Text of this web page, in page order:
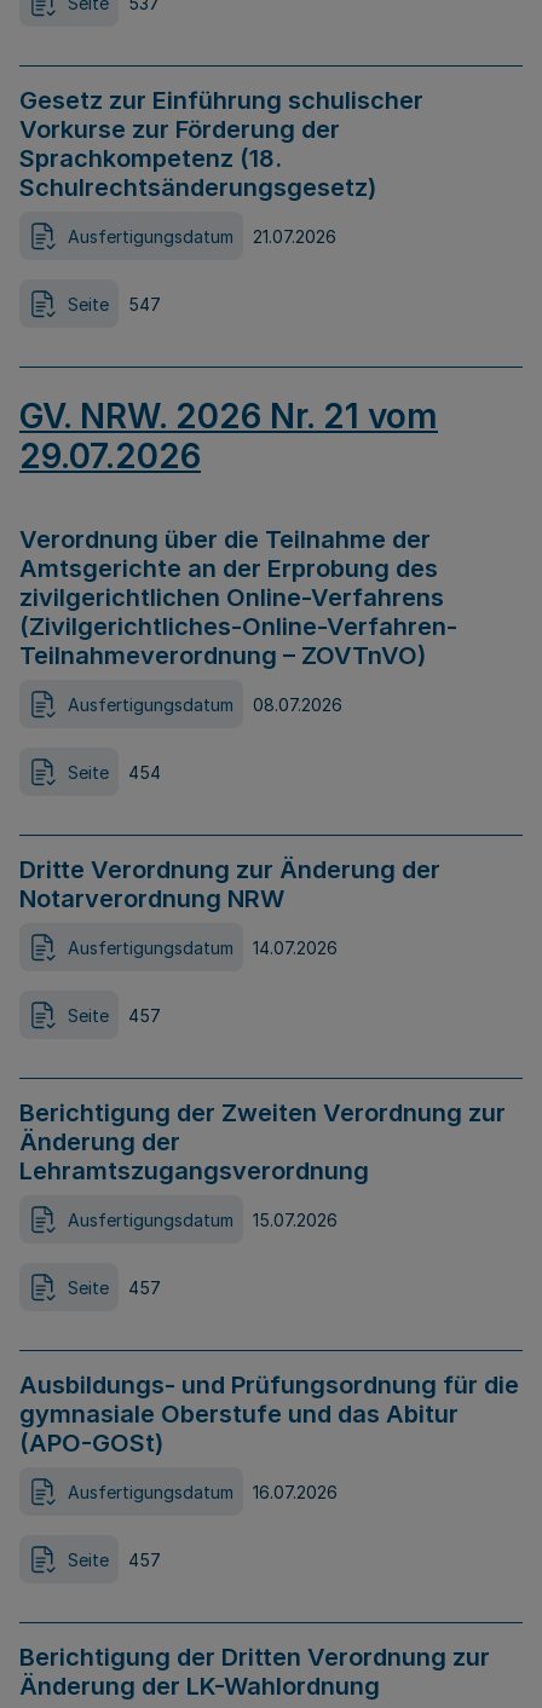
Gesetz zur Einführung schulischer
Vorkurse zur Förderung der
Sprachkompetenz (18.
Schulrechtsänderungsgesetz)
Ausfertigungsdatum 21.07.2026
Seite 547
GV. NRW. 2026 Nr. 21 vom
29.07.2026
Verordnung über die Teilnahme der
Amtsgerichte an der Erprobung des
zivilgerichtlichen Online-Verfahrens
(Zivilgerichtliches-Online-Verfahren-
Teilnahmeverordnung – ZOVTnVO)
Ausfertigungsdatum 08.07.2026
Seite 454
Dritte Verordnung zur Änderung der
Notarverordnung NRW
Ausfertigungsdatum 14.07.2026
Seite 457
Berichtigung der Zweiten Verordnung zur
Änderung der
Lehramtszugangsverordnung
Ausfertigungsdatum 15.07.2026
Seite 457
Ausbildungs- und Prüfungsordnung für die
gymnasiale Oberstufe und das Abitur
(APO-GOSt)
Ausfertigungsdatum 16.07.2026
Seite 457
Berichtigung der Dritten Verordnung zur
Änderung der LK-Wahlordnung